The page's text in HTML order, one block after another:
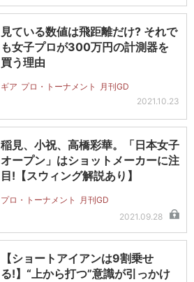
見ている数値は飛距離だけ? それで
も女子プロが300万円の計測器を
買う理由
ギア プロ・トーナメント
月刊GD
2021.10.23
稲見、小祝、高橋彩華。「日本女子
オープン」はショットメーカーに注
目!【スウィング解説あり】
プロ・トーナメント
月刊GD
2021.09.28
【ショートアイアンは9割乗せ
る!】“上から打つ”意識が引っかけ